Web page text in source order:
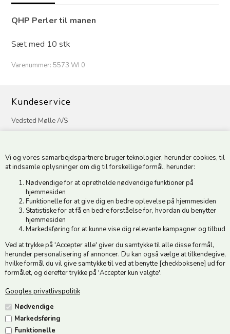
Vi og vores samarbejdspartnere bruger teknologier, herunder cookies, til
at indsamle oplysninger om dig til forskellige formål, herunder:
Nødvendige for at opretholde nødvendige funktioner på
hjemmesiden
Funktionelle for at give dig en bedre oplevelse på hjemmesiden
Statistiske for at få en bedre forståelse for, hvordan du benytter
hjemmesiden
Markedsføring for at kunne vise dig relevante kampagner og tilbud
Ved at trykke på 'Accepter alle' giver du samtykke til alle disse formål,
herunder personalisering af annoncer. Du kan også vælge at tilkendegive,
hvilke formål du vil give samtykke til ved at benytte [checkboksene] ud for
formålet, og derefter trykke på 'Accepter kun valgte'.
Googles privatlivspolitik
Nødvendige
Markedsføring
Funktionelle
QHP Perler til manen
Sæt med 10 stk
Varenummer: 5573 WI 0
Kundeservice
Vedsted Mølle A/S
CVR 49879415 Mailvedstedmoelle@post.tele.dk
Åbningstider: Man-Fre 9.00-17.00 | Middagslukket 12.00-12.30 |
Lørdag 9.00-12.00
Hold dig opdateret
Tilmeld dig vores nyhedsbrev og modtag gode tilbud :)
Jeg accepterer vilkårene